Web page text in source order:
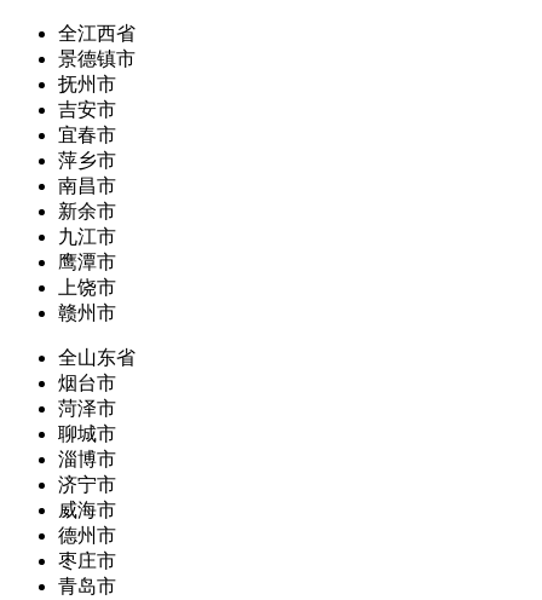
全江西省
景德镇市
抚州市
吉安市
宜春市
萍乡市
南昌市
新余市
九江市
鹰潭市
上饶市
赣州市
全山东省
烟台市
菏泽市
聊城市
淄博市
济宁市
威海市
德州市
枣庄市
青岛市